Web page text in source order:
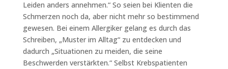
Leiden anders annehmen.“ So seien bei Klienten die
Schmerzen noch da, aber nicht mehr so bestimmend
gewesen. Bei einem Allergiker gelang es durch das
Schreiben, „Muster im Alltag“ zu entdecken und
dadurch „Situationen zu meiden, die seine
Beschwerden verstärkten.“ Selbst Krebspatienten